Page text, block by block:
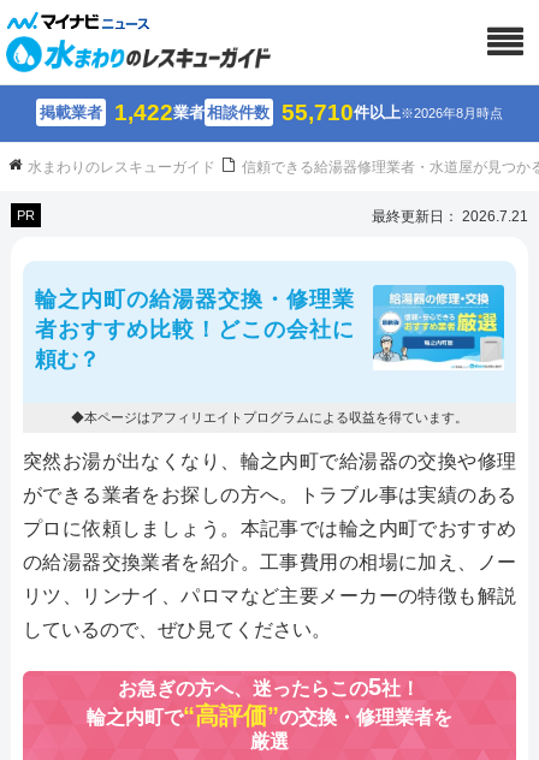
掲載業者 1,422業者相談件数 55,710件以上※2026年8月時点
水まわりのレスキューガイド 信頼できる給湯器修理業者・水道屋が見つか
PR 最終更新日： 2026.7.21
輪之内町の給湯器交換・修理業
者おすすめ比較！どこの会社に
頼む？
◆本ページはアフィリエイトプログラムによる収益を得ています。
突然お湯が出なくなり、輪之内町で給湯器の交換や修理
ができる業者をお探しの方へ。トラブル事は実績のある
プロに依頼しましょう。本記事では輪之内町でおすすめ
の給湯器交換業者を紹介。工事費用の相場に加え、ノー
リツ、リンナイ、パロマなど主要メーカーの特徴も解説
しているので、ぜひ見てください。
お急ぎの方へ、迷ったらこの5社！
輪之内町で“高評価”の交換・修理業者を
厳選